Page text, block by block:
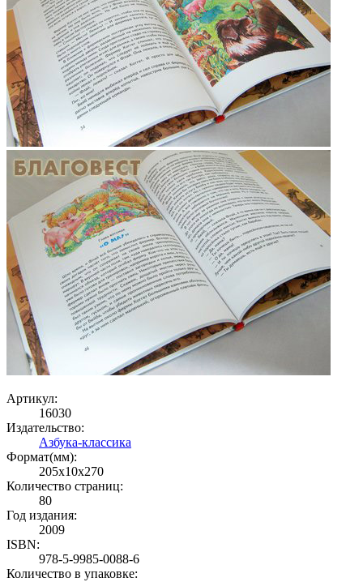
Артикул:
16030
Издательство:
Азбука-классика
Формат(мм):
205x10x270
Количество страниц:
80
Год издания:
2009
ISBN:
978-5-9985-0088-6
Количество в упаковке: